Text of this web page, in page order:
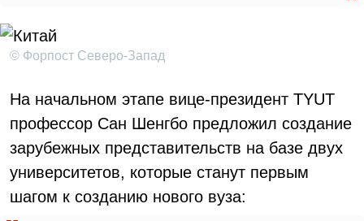
© Форпост Северо-Запад
На начальном этапе вице-президент TYUT
профессор Сан Шенгбо предложил создание
зарубежных представительств на базе двух
университетов, которые станут первым
шагом к созданию нового вуза: